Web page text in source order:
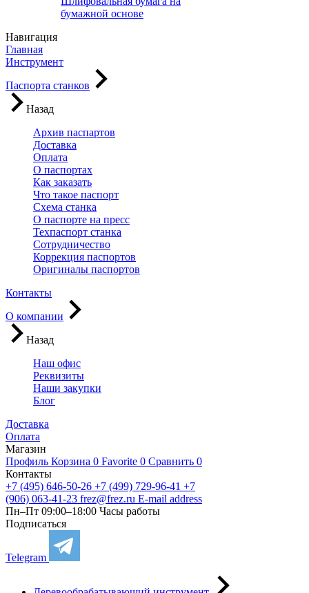
бумажной основе
Навигация
Главная
Инструмент
Паспорта станков
Назад
Архив паспартов
Доставка
Оплата
О паспортах
Как заказать
Что такое паспорт
Схема станка
О паспорте на пресс
Техпаспорт станка
Сотрудничество
Коррекция паспортов
Оригиналы паспортов
Контакты
О компании
Назад
Наш офис
Реквизиты
Наши закупки
Блог
Доставка
Оплата
Магазин
Профиль Корзина 0 Favorite 0 Сравнить 0
Контакты
+7 (495) 646-50-26 +7 (499) 729-96-41 +7
(906) 063-41-23 frez@frez.ru E-mail address
Пн–Пт 09:00–18:00 Часы работы
Подписаться
Telegram